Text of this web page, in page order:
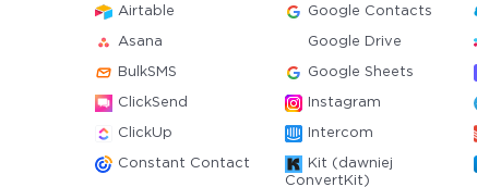
Airtable Google Contacts
Asana Google Drive
BulkSMS Google Sheets
ClickSend Instagram
ClickUp Intercom
Constant Contact
Kit (dawniej
ConvertKit)